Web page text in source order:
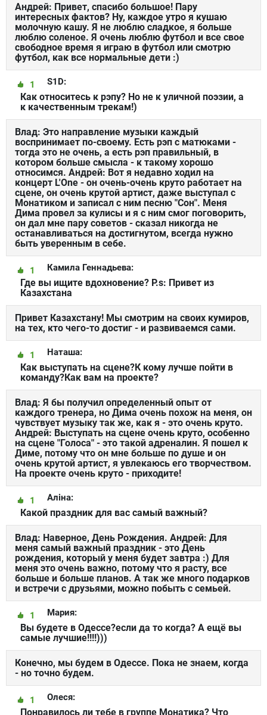
Андрей: Привет, спасибо большое! Пару
интересных фактов? Ну, каждое утро я кушаю
молочную кашу. Я не люблю сладкое, я больше
люблю соленое. Я очень люблю футбол и все свое
свободное время я играю в футбол или смотрю
футбол, как все нормальные дети :)
S1D:
1
Как относитесь к рэпу? Но не к уличной поэзии, а
к качественным трекам!)
Влад: Это направление музыки каждый
воспринимает по-своему. Есть рэп с матюками -
тогда это не очень, а есть рэп правильный, в
котором больше смысла - к такому хорошо
относимся. Андрей: Вот я недавно ходил на
концерт L'One - он очень-очень круто работает на
сцене, он очень крутой артист, даже выступал с
Монатиком и записал с ним песню "Сон". Меня
Дима провел за кулисы и я с ним смог поговорить,
он дал мне пару советов - сказал никогда не
останавливаться на достигнутом, всегда нужно
быть уверенным в себе.
Камила Геннадьева:
1
Где вы ищите вдоxновение? P.s: Привет из
Казаxстана
Привет Казахстану! Мы смотрим на своих кумиров,
на тех, кто чего-то достиг - и развиваемся сами.
Наташа:
1
Как выступать на сцене?К кому лучше пойти в
команду?Как вам на проекте?
Влад: Я бы получил определенный опыт от
каждого тренера, но Дима очень похож на меня, он
чувствует музыку так же, как я - это очень круто.
Андрей: Выступать на сцене очень круто, особенно
на сцене "Голоса" - это такой адреналин. Я пошел к
Диме, потому что он мне больше по душе и он
очень крутой артист, я увлекаюсь его творчеством.
На проекте очень круто - приходите!
Алiна:
1
Какой праздник для вас самый важный?
Влад: Наверное, День Рождения. Андрей: Для
меня самый важный праздник - это День
рождения, который у меня будет завтра :) Для
меня это очень важно, потому что я расту, все
больше и больше планов. А так же много подарков
и встречи с друзьями, можно побыть с семьей.
Мария:
1
Вы будете в Одессе?если да то когда? А ещё вы
самые лучшие!!!!)))
Конечно, мы будем в Одессе. Пока не знаем, когда
- но точно будем.
Олеся:
1
Понравилось ли тебе в группе Монатика? Что